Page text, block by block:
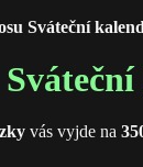
Sváteční
vás vyjde na